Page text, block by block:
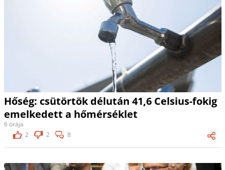
Hőség: csütörtök délután 41,6 Celsius-fokig
emelkedett a hőmérséklet
6 órája
2
2 8